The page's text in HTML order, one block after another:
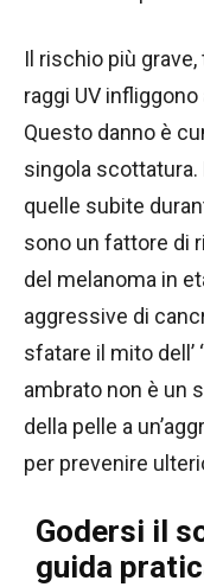
Il rischio più
raggi UV
Questo danno è
singola
quelle subite
sono un fattore di
del melanoma in
aggressive di
sfatare il mito dell’
ambrato non è un
della pelle a
per prevenire
Godersi il
guida